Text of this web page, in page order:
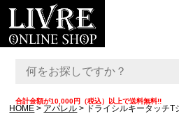
合計金額が10,000円（税込）以上で送料無料!!
HOME アパレル ドライシルキータッチT